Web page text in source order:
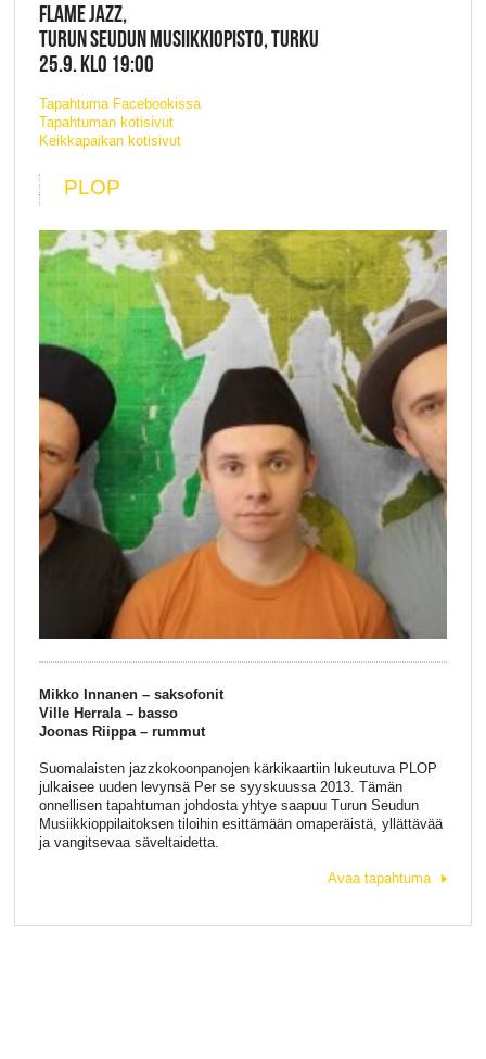
FLAME JAZZ,
TURUN SEUDUN MUSIIKKIOPISTO, TURKU
25.9. KLO 19:00
Tapahtuma Facebookissa
Tapahtuman kotisivut
Keikkapaikan kotisivut
PLOP
Mikko Innanen – saksofonit
Ville Herrala – basso
Joonas Riippa – rummut
Suomalaisten jazzkokoonpanojen kärkikaartiin lukeutuva PLOP
julkaisee uuden levynsä Per se syyskuussa 2013. Tämän
onnellisen tapahtuman johdosta yhtye saapuu Turun Seudun
Musiikkioppilaitoksen tiloihin esittämään omaperäistä, yllättävää
ja vangitsevaa säveltaidetta.
Avaa tapahtuma